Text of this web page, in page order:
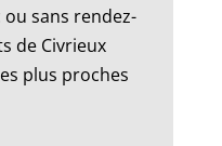
ou sans rendez-
de Civrieux
plus proches